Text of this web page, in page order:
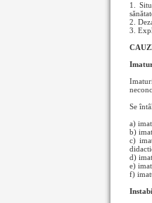
1.
2.
3.
Se
a)
b)
c)
d)
e)
f)